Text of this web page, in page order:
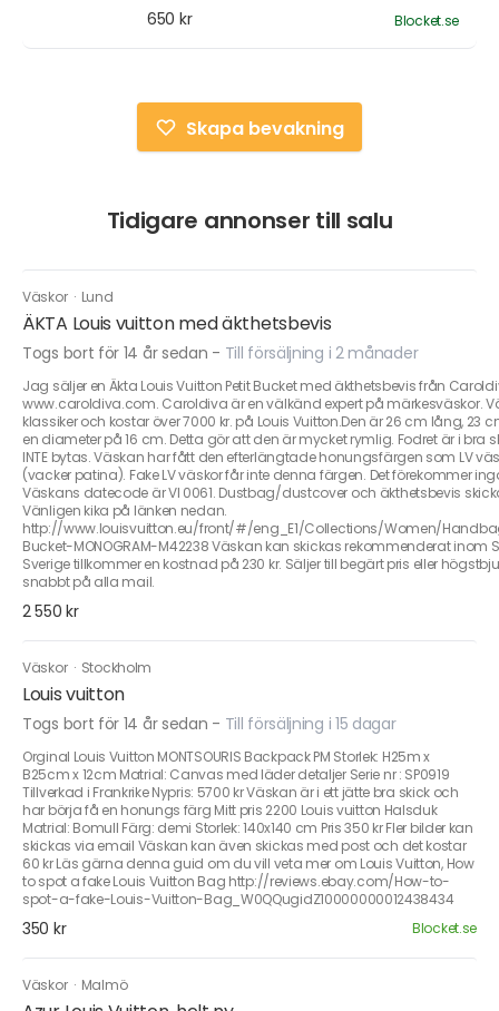
650 kr
Blocket.se
Skapa bevakning
Tidigare annonser till salu
Väskor · Lund
ÄKTA Louis vuitton med äkthetsbevis
Togs bort för 14 år sedan - Till försäljning i 2 månader
Jag säljer en Äkta Louis Vuitton Petit Bucket med äkthetsbevis från
www.caroldiva.com. Caroldiva är en välkänd expert på märkesväskor.
klassiker och kostar över 7000 kr. på Louis Vuitton.Den är 26 cm lång, 23
en diameter på 16 cm. Detta gör att den är mycket rymlig. Fodret är i bra
INTE bytas. Väskan har fått den efterlängtade honungsfärgen som LV
(vacker patina). Fake LV väskor får inte denna färgen. Det förekommer
Väskans datecode är VI 0061. Dustbag/dustcover och äkthetsbevis
Vänligen kika på länken nedan.
http://www.louisvuitton.eu/front/#/eng_E1/Collections/Women/
Bucket-MONOGRAM-M42238 Väskan kan skickas rekommenderat inom
Sverige tillkommer en kostnad på 230 kr. Säljer till begärt pris eller
snabbt på alla mail.
2 550 kr
Väskor · Stockholm
Louis vuitton
Togs bort för 14 år sedan - Till försäljning i 15 dagar
Orginal Louis Vuitton MONTSOURIS Backpack PM Storlek: H25m x
B25cm x 12cm Matrial: Canvas med läder detaljer Serie nr : SP0919
Tillverkad i Frankrike Nypris: 5700 kr Väskan är i ett jätte bra skick och
har börja få en honungs färg Mitt pris 2200 Louis vuitton Halsduk
Matrial: Bomull Färg: demi Storlek: 140x140 cm Pris 350 kr Fler bilder kan
skickas via email Väskan kan även skickas med post och det kostar
60 kr Läs gärna denna guid om du vill veta mer om Louis Vuitton, How
to spot a fake Louis Vuitton Bag http://reviews.ebay.com/How-to-
spot-a-fake-Louis-Vuitton-Bag_W0QQugidZ10000000012438434
350 kr Blocket.se
Väskor · Malmö